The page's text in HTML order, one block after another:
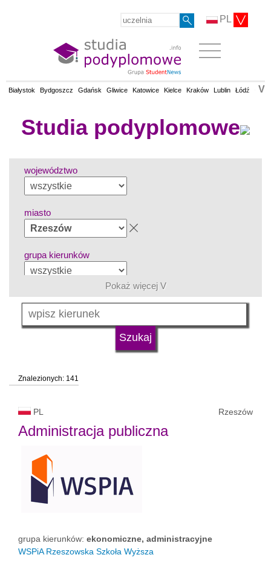
PL
Białystok Bydgoszcz Gdańsk Gliwice Katowice Kielce Kraków Lublin Łódź V
Studia podyplomowe
województwo
miasto
grupa kierunków
język
status uczelni
Pokaż więcej V
Znalezionych: 141
PL Rzeszów
Administracja publiczna
grupa kierunków: ekonomiczne, administracyjne
WSPiA Rzeszowska Szkoła Wyższa